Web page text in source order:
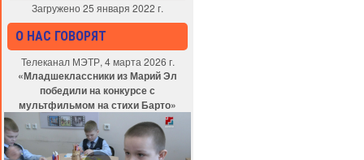
Загружено 25 января 2022 г.
О НАС ГОВОРЯТ
Телеканал МЭТР, 4 марта 2026 г.
«Младшеклассники из Марий Эл
победили на конкурсе с
мультфильмом на стихи Барто»